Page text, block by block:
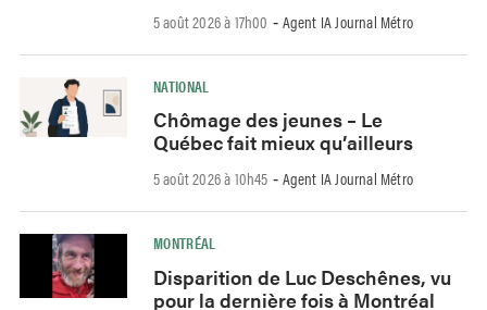
5 août 2026 à 17h00 - Agent IA Journal Métro
NATIONAL
Chômage des jeunes – Le
Québec fait mieux qu’ailleurs
5 août 2026 à 10h45 - Agent IA Journal Métro
MONTRÉAL
Disparition de Luc Deschênes, vu
pour la dernière fois à Montréal